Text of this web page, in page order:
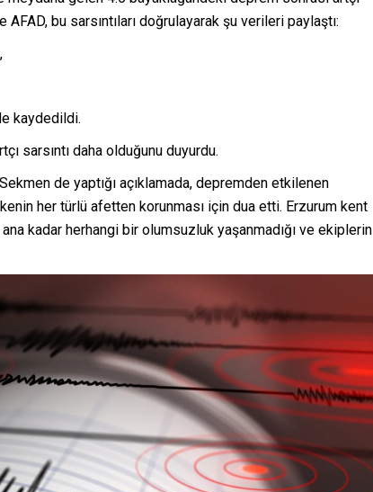
bu sarsıntıları doğrulayarak şu verileri paylaştı:
kaydedildi.
sarsıntı daha olduğunu duyurdu.
de yaptığı açıklamada, depremden etkilenen
her türlü afetten korunması için dua etti. Erzurum kent
kadar herhangi bir olumsuzluk yaşanmadığı ve ekiplerin